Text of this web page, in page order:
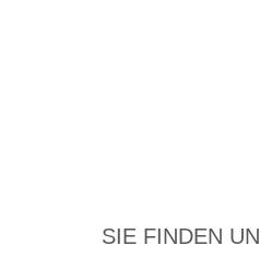
SIE FINDEN